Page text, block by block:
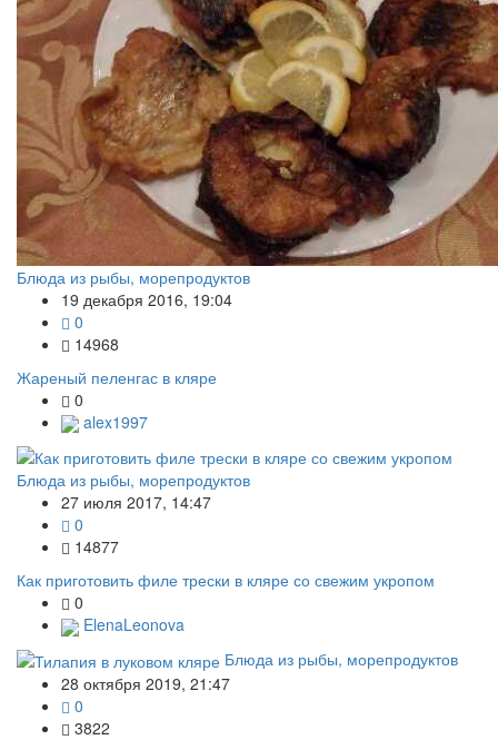
Блюда из рыбы, морепродуктов
19 декабря 2016, 19:04
0
14968
Жареный пеленгас в кляре
0
alex1997
Блюда из рыбы, морепродуктов
27 июля 2017, 14:47
0
14877
Как приготовить филе трески в кляре со свежим укропом
0
ElenaLeonova
Блюда из рыбы, морепродуктов
28 октября 2019, 21:47
0
3822